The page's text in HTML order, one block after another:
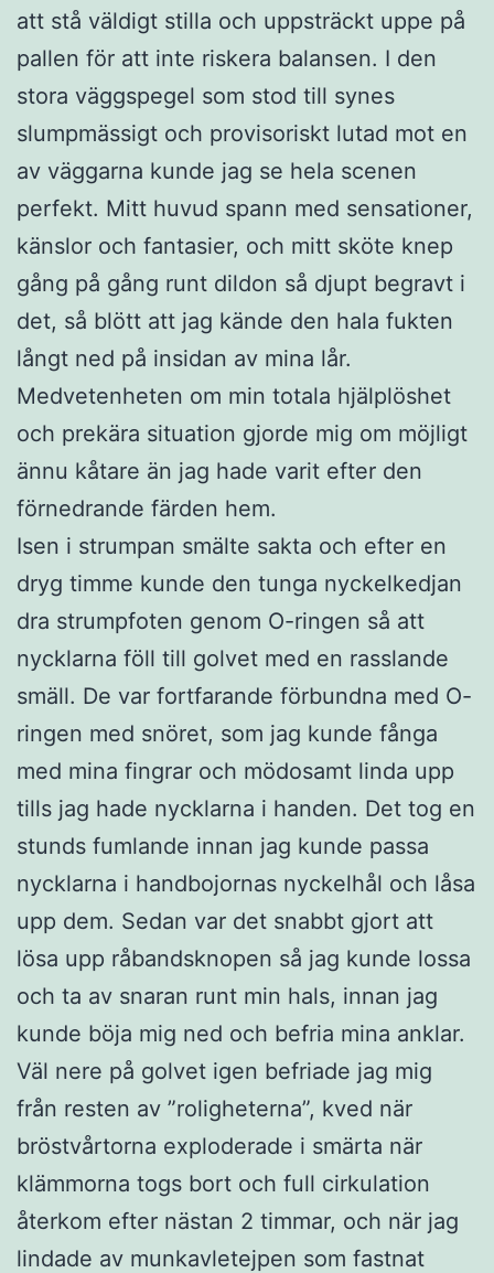
att stå väldigt stilla och uppsträckt uppe på
pallen för att inte riskera balansen. I den
stora väggspegel som stod till synes
slumpmässigt och provisoriskt lutad mot en
av väggarna kunde jag se hela scenen
perfekt. Mitt huvud spann med sensationer,
känslor och fantasier, och mitt sköte knep
gång på gång runt dildon så djupt begravt i
det, så blött att jag kände den hala fukten
långt ned på insidan av mina lår.
Medvetenheten om min totala hjälplöshet
och prekära situation gjorde mig om möjligt
ännu kåtare än jag hade varit efter den
förnedrande färden hem.
Isen i strumpan smälte sakta och efter en
dryg timme kunde den tunga nyckelkedjan
dra strumpfoten genom O-ringen så att
nycklarna föll till golvet med en rasslande
smäll. De var fortfarande förbundna med O-
ringen med snöret, som jag kunde fånga
med mina fingrar och mödosamt linda upp
tills jag hade nycklarna i handen. Det tog en
stunds fumlande innan jag kunde passa
nycklarna i handbojornas nyckelhål och låsa
upp dem. Sedan var det snabbt gjort att
lösa upp råbandsknopen så jag kunde lossa
och ta av snaran runt min hals, innan jag
kunde böja mig ned och befria mina anklar.
Väl nere på golvet igen befriade jag mig
från resten av ”roligheterna”, kved när
bröstvårtorna exploderade i smärta när
klämmorna togs bort och full cirkulation
återkom efter nästan 2 timmar, och när jag
lindade av munkavletejpen som fastnat